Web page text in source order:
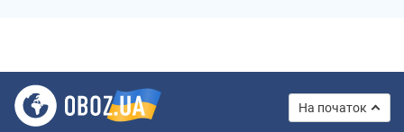
На початок